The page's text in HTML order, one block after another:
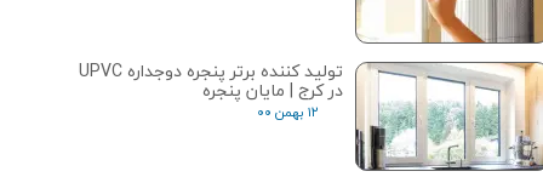
تولید کننده برتر پنجره دوجداره UPVC
در کرج | مایان پنجره
۱۲ بهمن ۰۰